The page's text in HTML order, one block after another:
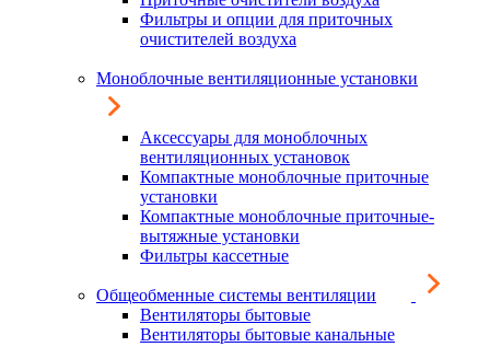
Фильтры и опции для приточных
очистителей воздуха
Моноблочные вентиляционные установки
Аксессуары для моноблочных
вентиляционных установок
Компактные моноблочные приточные
установки
Компактные моноблочные приточные-
вытяжные установки
Фильтры кассетные
Общеобменные системы вентиляции
Вентиляторы бытовые
Вентиляторы бытовые канальные